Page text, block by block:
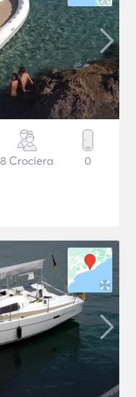
8 Crociera 0